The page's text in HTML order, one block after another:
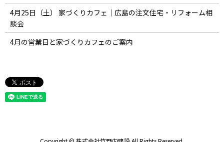
4月25日（土） 家づくりカフェ｜広島の注文住宅・リフォーム相
談会
4月の営業日と家づくりカフェのご案内